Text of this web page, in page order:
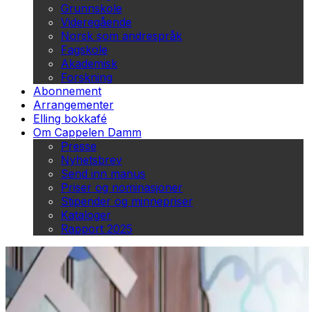
Grunnskole
Videregående
Norsk som andrespråk
Fagskole
Akademisk
Forskning
Abonnement
Arrangementer
Elling bokkafé
Om Cappelen Damm
Presse
Nyhetsbrev
Send inn manus
Priser og nominasjoner
Stipender og minnepriser
Kataloger
Rapport 2025